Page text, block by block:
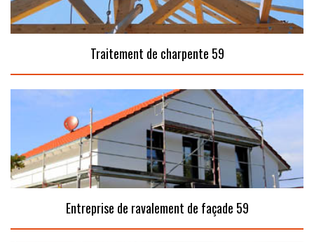
Traitement de charpente 59
Entreprise de ravalement de façade 59